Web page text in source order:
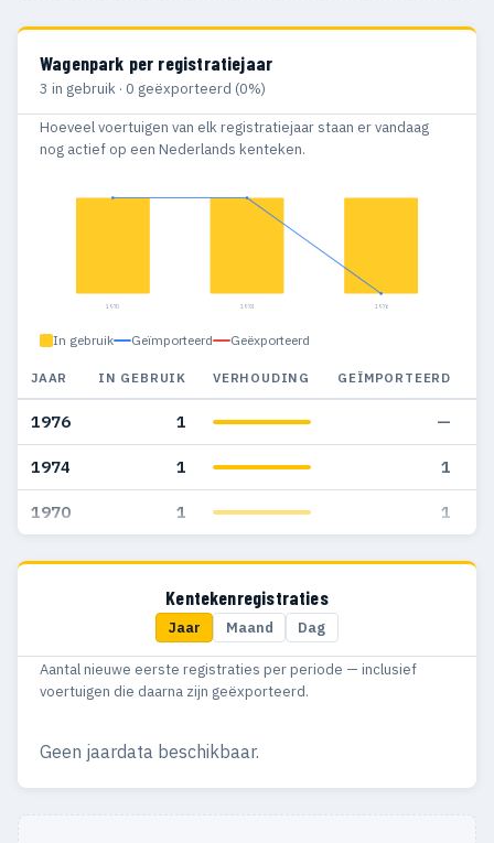
Wagenpark per registratiejaar
3 in gebruik · 0 geëxporteerd (0%)
Hoeveel voertuigen van elk registratiejaar staan er vandaag
nog actief op een Nederlands kenteken.
1970 1974 1976
In gebruik Geïmporteerd Geëxporteerd
JAAR IN GEBRUIK VERHOUDING GEÏMPORTEERD
1976 1 —
1974 1 1
1970 1 1
Kentekenregistraties
Jaar Maand Dag
Aantal nieuwe eerste registraties per periode — inclusief
voertuigen die daarna zijn geëxporteerd.
Geen jaardata beschikbaar.